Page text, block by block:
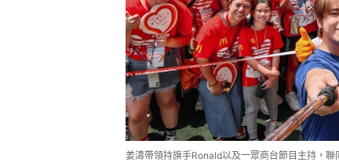
姜濤帶領持旗手Ronald以及一眾商台節目主持，聯